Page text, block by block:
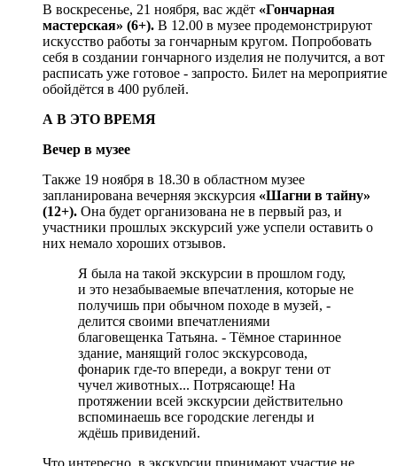
В воскресенье, 21 ноября, вас ждёт «Гончарная
мастерская» (6+). В 12.00 в музее продемонстрируют
искусство работы за гончарным кругом. Попробовать
себя в создании гончарного изделия не получится, а вот
расписать уже готовое - запросто. Билет на мероприятие
обойдётся в 400 рублей.
А В ЭТО ВРЕМЯ
Вечер в музее
Также 19 ноября в 18.30 в областном музее
запланирована вечерняя экскурсия «Шагни в тайну»
(12+). Она будет организована не в первый раз, и
участники прошлых экскурсий уже успели оставить о
них немало хороших отзывов.
Я была на такой экскурсии в прошлом году,
и это незабываемые впечатления, которые не
получишь при обычном походе в музей, -
делится своими впечатлениями
благовещенка Татьяна. - Тёмное старинное
здание, манящий голос экскурсовода,
фонарик где-то впереди, а вокруг тени от
чучел животных... Потрясающе! На
протяжении всей экскурсии действительно
вспоминаешь все городские легенды и
ждёшь привидений.
Что интересно, в экскурсии принимают участие не